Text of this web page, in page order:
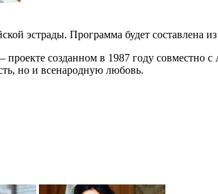
эстрады. Программа будет составлена
созданном в 1987 году совместно
но и всенародную любовь.